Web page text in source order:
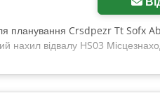
планування Crsdpezr Tt Sofx Ab
нахил відвалу HS03